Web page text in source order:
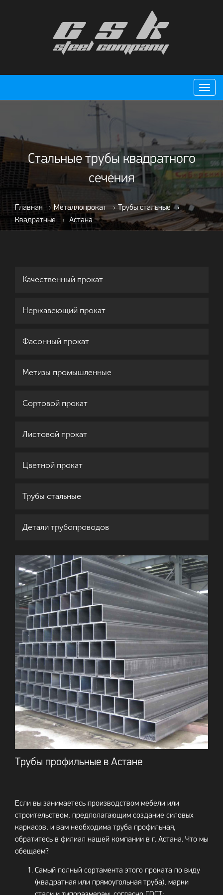
Стальные трубы квадратного
сечения
Главная › Металлопрокат › Трубы стальные
›
Квадратные
› Астана
Качественный прокат
Нержавеющий прокат
Фасонный прокат
Метизы промышленные
Сортовой прокат
Листовой прокат
Цветной прокат
Трубы стальные
Детали трубопроводов
Трубы профильные в Астане
Если вы занимаетесь производством мебели или
строительством, предполагающим создание силовых
каркасов, и вам необходима труба профильная,
обратитесь в филиал нашей компании в г. Астана. Что мы
обещаем?
Самый полный сортамента этого проката по виду
(квадратная или прямоугольная труба), марки